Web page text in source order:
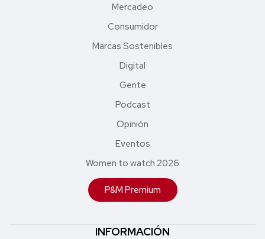
Mercadeo
Consumidor
Marcas Sostenibles
Digital
Gente
Podcast
Opinión
Eventos
Women to watch 2026
P&M Premium
INFORMACIÓN